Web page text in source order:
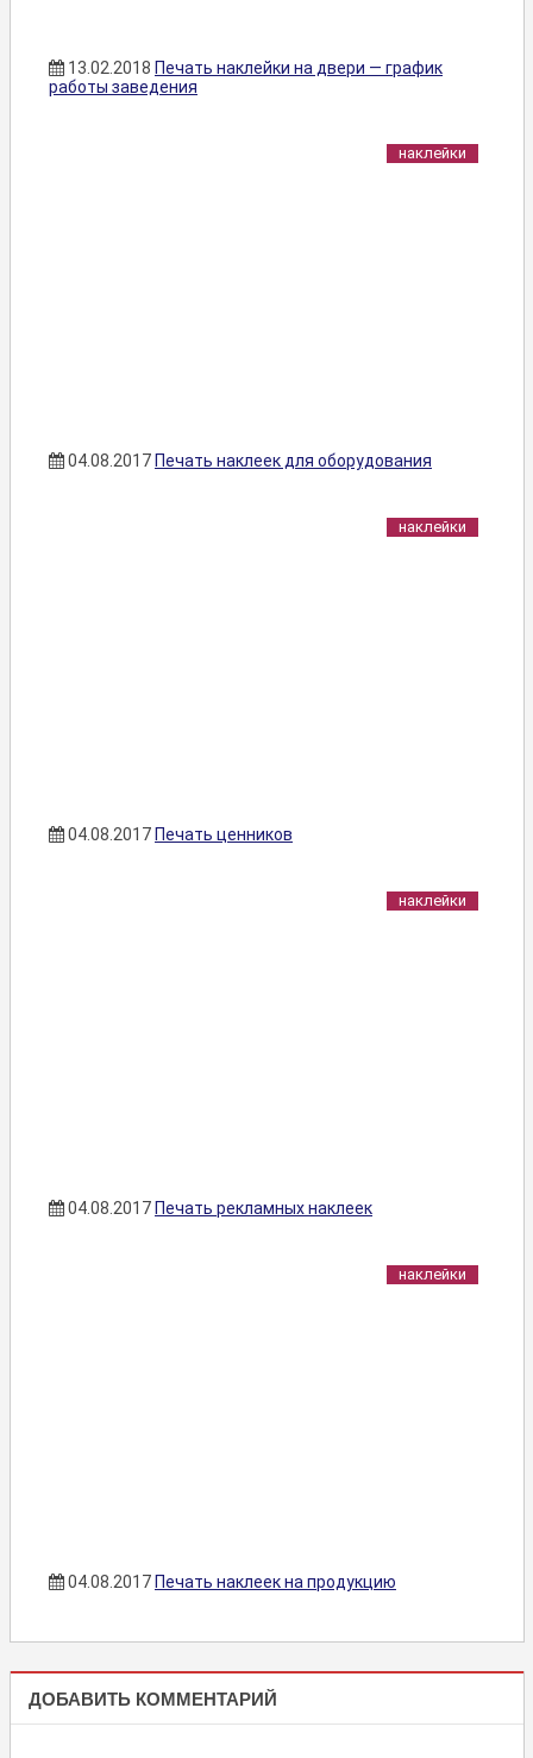
13.02.2018 Печать наклейки на двери — график
работы заведения
наклейки
04.08.2017Печать наклеек для оборудования
наклейки
04.08.2017Печать ценников
наклейки
04.08.2017Печать рекламных наклеек
наклейки
04.08.2017Печать наклеек на продукцию
НАКЛЕЙКИ
ДОБАВИТЬ КОММЕНТАРИЙ